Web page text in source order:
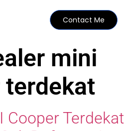
Contact Me
mini
Cooper Terdekat